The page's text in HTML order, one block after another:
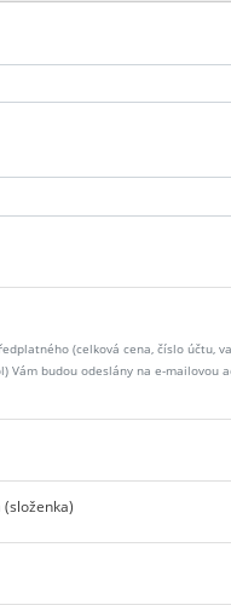
(celková cena, číslo účtu,
Vám budou odeslány na e-mailovou
(složenka)